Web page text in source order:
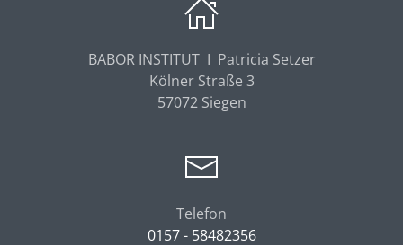
BABOR INSTITUT I Patricia Setzer
Kölner Straße 3
57072 Siegen
Telefon
0157 - 58482356